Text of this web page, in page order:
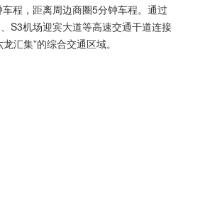
程，距离周边商圈5分钟车程。通过
S3机场迎宾大道等高速交通干道连接
汇集”的综合交通区域。